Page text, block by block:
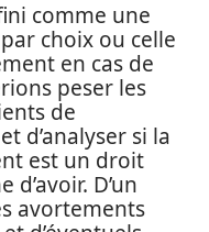
comme une
choix ou celle
en cas de
peser les
de
d’analyser si la
est un droit
D’un
avortements